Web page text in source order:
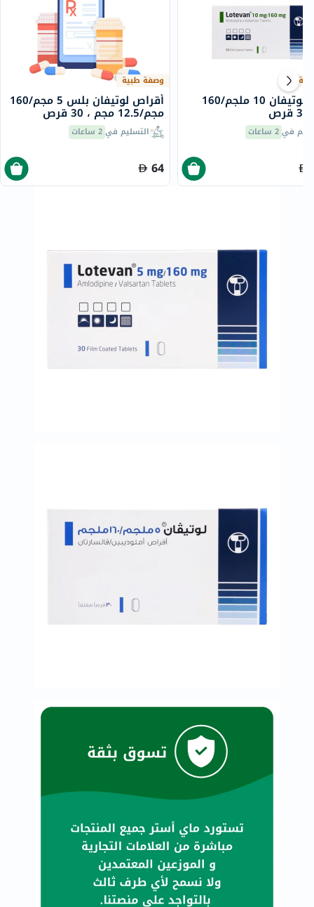
وصفة طبية
أقراص لوتيفان بلس 5 مجم/160
مجم/12.5 مجم ، 30 قرص
التسليم في 2 ساعات
64
أقراص لوتيفان 10 ملجم/160
في2 ساعات